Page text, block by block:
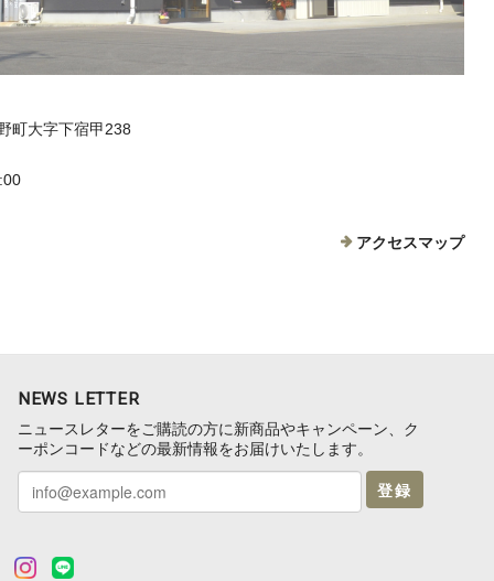
町大字下宿甲238
アクセスマップ
NEWS LETTER
ニュースレターをご購読の方に新商品やキャンペーン、ク
ーポンコードなどの最新情報をお届けいたします。
登録